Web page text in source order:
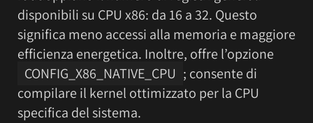
disponibili su CPU x86: da 16 a 32. Questo
significa meno accessi alla memoria e maggiore
efficienza energetica. Inoltre, offre l’opzione
CONFIG_X86_NATIVE_CPU ; consente di
compilare il kernel ottimizzato per la CPU
specifica del sistema.